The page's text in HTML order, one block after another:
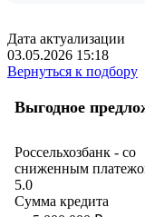
Дата актуализации
03.05.2026 15:18
Вернуться к подбору
Выгодное
Россельхозбанк - со
сниженным
5.0
Сумма кредита